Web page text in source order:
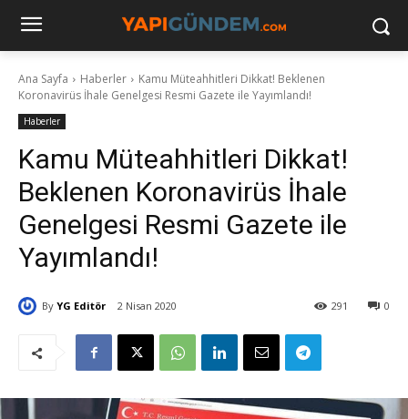
Ana Sayfa Haberler
Kamu Müteahhitleri Dikkat! Beklenen
Koronavirüs İhale Genelgesi Resmi Gazete ile Yayımlandı!
Haberler
Kamu Müteahhitleri Dikkat!
Beklenen Koronavirüs İhale
Genelgesi Resmi Gazete ile
Yayımlandı!
By YG Editör 2 Nisan 2020 0
291